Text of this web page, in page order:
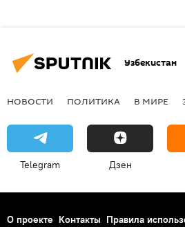
Узбекистан
НОВОСТИ ПОЛИТИКА В МИРЕ
Telegram Дзен
О проекте Контакты Правила